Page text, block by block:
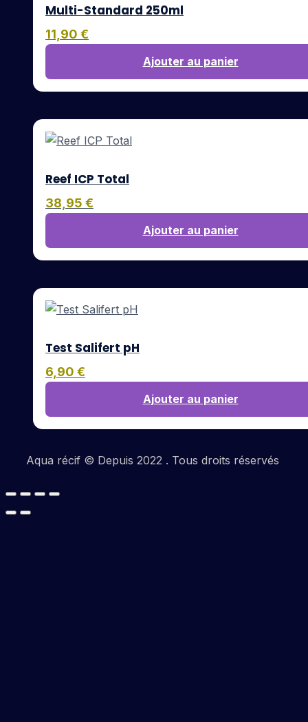
Multi-Standard 250ml
11,90 €
Ajouter au panier
Reef ICP Total
38,95 €
Ajouter au panier
Test Salifert pH
6,90 €
Ajouter au panier
Aqua récif © Depuis 2022 . Tous droits réservés